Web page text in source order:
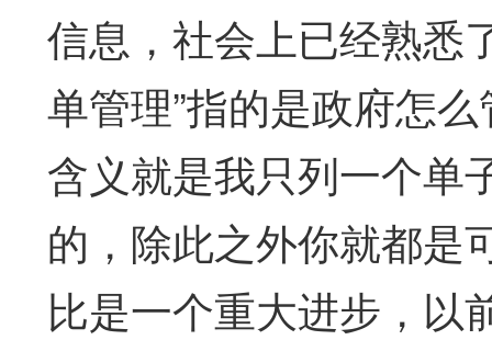
信息，社会上已经熟悉
单管理”指的是政府怎
含义就是我只列一个单
的，除此之外你就都是
比是一个重大进步，以